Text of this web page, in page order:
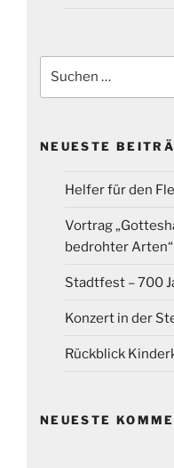
nach:
NEUESTE
Helfer für den
Vortrag
bedrohter Arten“
Stadtfest – 700
Konzert in der
Rückblick
NEUESTE